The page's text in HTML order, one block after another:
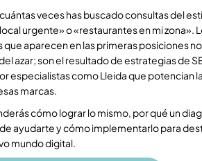
veces has buscado consultas del
urgente» o «restaurantes en mi zona».
que aparecen en las primeras posiciones
azar; son el resultado de estrategias de
especialistas como Lleida que potencian
marcas.
cómo lograr lo mismo, por qué un
ayudarte y cómo implementarlo para
mundo digital.